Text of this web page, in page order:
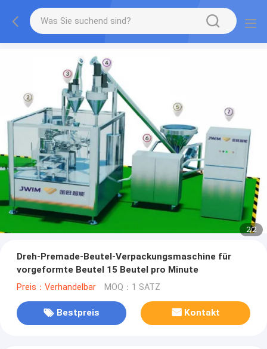
2/2
Dreh-Premade-Beutel-Verpackungsmaschine für
vorgeformte Beutel 15 Beutel pro Minute
Preis：Verhandelbar MOQ：1 SATZ
Bestpreis Kontakt